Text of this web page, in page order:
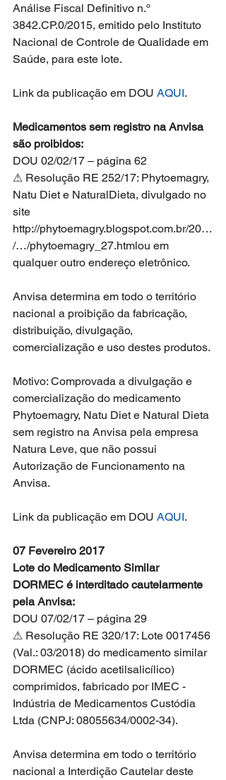
Análise Fiscal Definitivo n.º
3842.CP.0/2015, emitido pelo Instituto
Nacional de Controle de Qualidade em
Saúde, para este lote.
Link da publicação em DOU AQUI.
Medicamentos sem registro na Anvisa
são proibidos:
DOU 02/02/17 – página 62
⚠ Resolução RE 252/17: Phytoemagry,
Natu Diet e NaturalDieta, divulgado no
site
http://phytoemagry.blogspot.com.br/20…
/…/phytoemagry_27.htmlou em
qualquer outro endereço eletrônico.
Anvisa determina em todo o território
nacional a proibição da fabricação,
distribuição, divulgação,
comercialização e uso destes produtos.
Motivo: Comprovada a divulgação e
comercialização do medicamento
Phytoemagry, Natu Diet e Natural Dieta
sem registro na Anvisa pela empresa
Natura Leve, que não possui
Autorização de Funcionamento na
Anvisa.
Link da publicação em DOU AQUI.
07 Fevereiro 2017
Lote do Medicamento Similar
DORMEC é interditado cautelarmente
pela Anvisa:
DOU 07/02/17 – página 29
⚠ Resolução RE 320/17: Lote 0017456
(Val.: 03/2018) do medicamento similar
DORMEC (ácido acetilsalicílico)
comprimidos, fabricado por IMEC -
Indústria de Medicamentos Custódia
Ltda (CNPJ: 08055634/0002-34).
Anvisa determina em todo o território
nacional a Interdição Cautelar deste